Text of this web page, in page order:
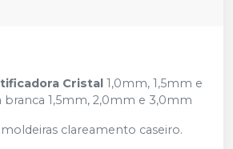
Cristal 1,0mm, 1,5mm e
1,5mm, 2,0mm e 3,0mm
clareamento caseiro.